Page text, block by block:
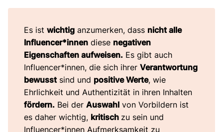
Es ist wichtig anzumerken, dass nicht alle
Influencer*innen diese negativen
Eigenschaften aufweisen. Es gibt auch
Influencer*innen, die sich ihrer Verantwortung
bewusstsind und positive Werte, wie
Ehrlichkeit und Authentizität in ihren Inhalten
fördern. Bei der Auswahl von Vorbildern ist
es daher wichtig, kritisch zu sein und
Influencer*innen Aufmerksamkeit zu